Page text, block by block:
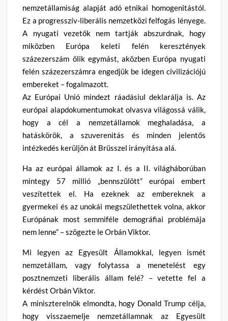
nemzetállamiság alapját adó etnikai homogenitástól.
Ez a progresszív-liberális nemzetközi felfogás lényege.
A nyugati vezetők nem tartják abszurdnak, hogy
miközben Európa keleti felén keresztények
százezerszám ölik egymást, aközben Európa nyugati
felén százezerszámra engedjük be idegen civilizációjú
embereket – fogalmazott.
Az Európai Unió mindezt ráadásiul deklarálja is. Az
európai alapdokumentumokat olvasva világossá válik,
hogy a cél a nemzetállamok meghaladása, a
hatáskörök, a szuverenitás és minden jelentős
intézkedés kerüljön át Brüsszel irányítása alá.
Ha az európai államok az I. és a II. világháborúban
mintegy 57 millió „bennszülött” európai embert
veszítettek el. Ha ezeknek az embereknek a
gyermekei és az unokái megszülethettek volna, akkor
Európának most semmiféle demográfiai problémája
nem lenne” – szögezte le Orbán Viktor.
Mi legyen az Egyesült Államokkal, legyen ismét
nemzetállam, vagy folytassa a menetelést egy
posztnemzeti liberális állam felé? – vetette fel a
kérdést Orbán Viktor.
A miniszterelnök elmondta, hogy Donald Trump célja,
hogy visszaemelje nemzetállamnak az Egyesült